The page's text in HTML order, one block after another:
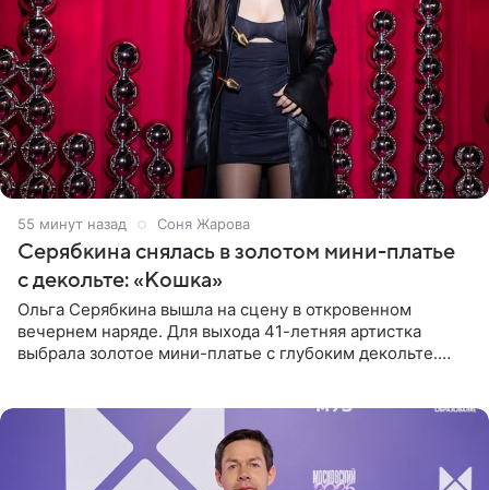
55 минут назад Соня Жарова
Серябкина снялась в золотом мини-платье
с декольте: «Кошка»
Ольга Серябкина вышла на сцену в откровенном
вечернем наряде. Для выхода 41-летняя артистка
выбрала золотое мини-платье с глубоким декольте.